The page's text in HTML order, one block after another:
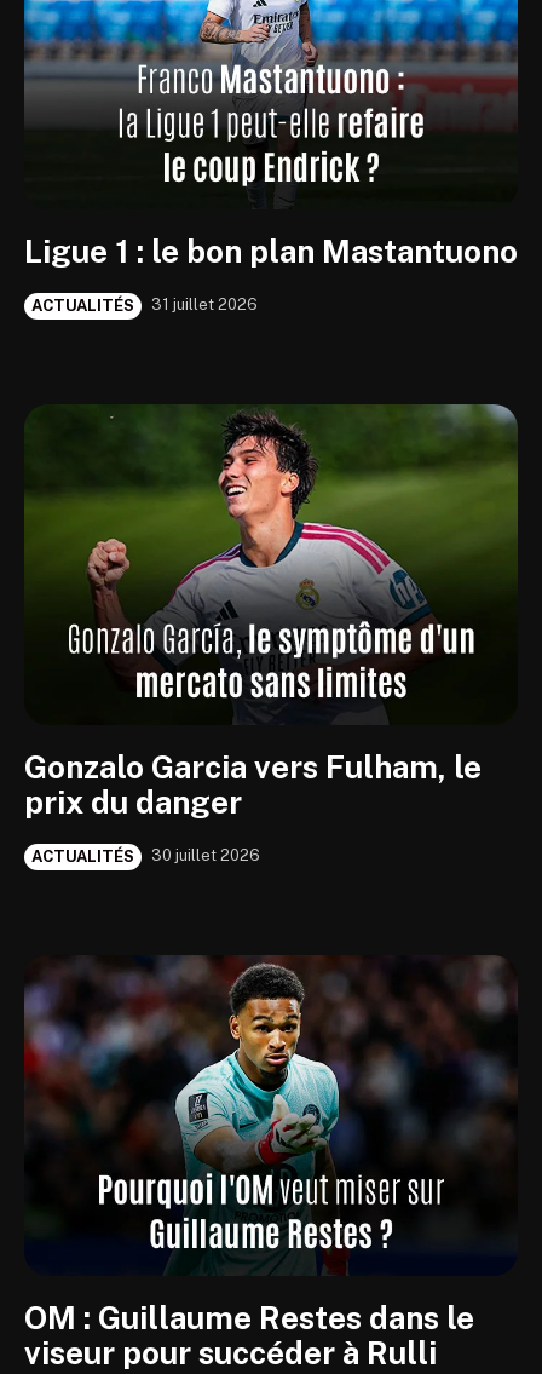
Ligue 1 : le bon plan Mastantuono
ACTUALITÉS 31 juillet 2026
Gonzalo Garcia vers Fulham, le
prix du danger
ACTUALITÉS 30 juillet 2026
OM : Guillaume Restes dans le
viseur pour succéder à Rulli